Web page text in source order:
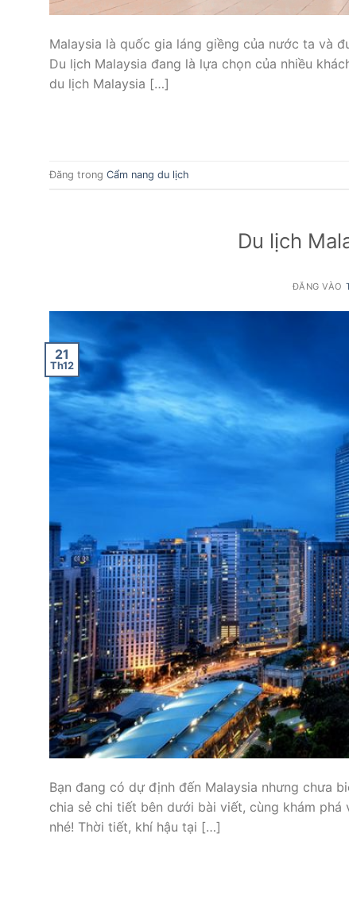
Malaysia là quốc gia láng giềng của nước ta và
Du lịch Malaysia đang là lựa chọn của nhiều
du lịch Malaysia […]
Đăng trong Cẩm nang du lịch
Du lịch
ĐĂNG VÀO
21
Th12
Bạn đang có dự định đến Malaysia nhưng chưa
chia sẻ chi tiết bên dưới bài viết, cùng khám
nhé! Thời tiết, khí hậu tại […]